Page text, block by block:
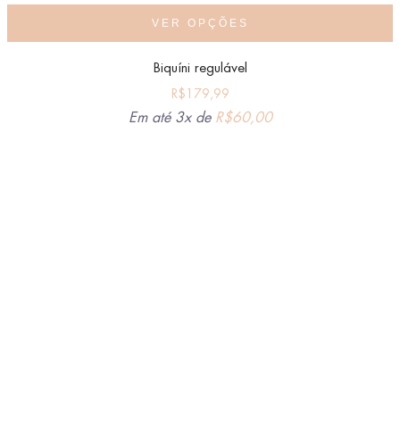
VER OPÇÕES
Biquíni regulável
R$179,99
Em até 3x de R$60,00